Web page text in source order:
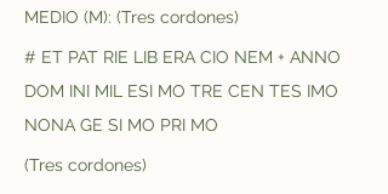
MEDIO (M): (Tres cordones)
# ET PAT RIE LIB ERA CIO NEM + ANNO
DOM INI MIL ESI MO TRE CEN TES IMO
NONA GE SI MO PRI MO
(Tres cordones)